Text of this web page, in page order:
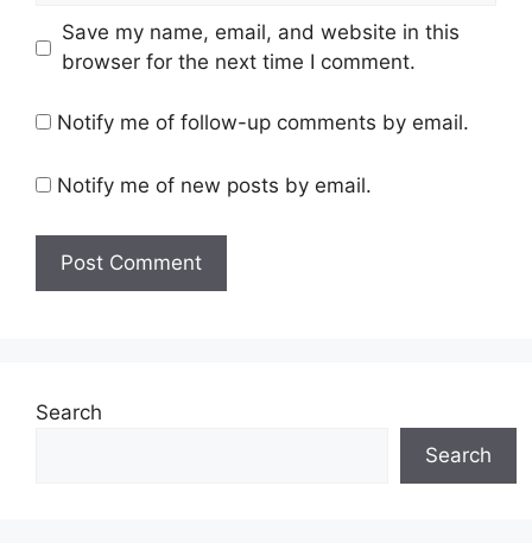
Save my name, email, and website in this
browser for the next time I comment.
Notify me of follow-up comments by email.
Notify me of new posts by email.
Search
Search